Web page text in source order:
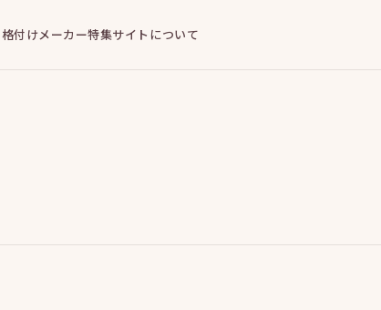
格付けメーカー特集サイトについて